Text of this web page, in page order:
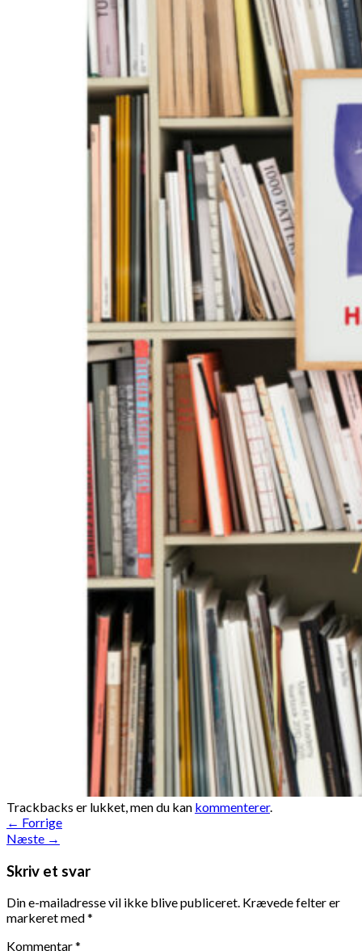
Trackbacks er lukket, men du kan kommenterer.
← Forrige
Næste →
Skriv et svar
Din e-mailadresse vil ikke blive publiceret. Krævede felter er
markeret med*
Kommentar*